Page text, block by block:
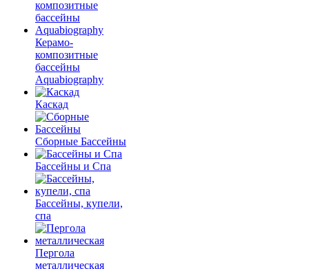
Керамо-
композитные
бассейны
Aquabiography
Каскад
Сборные Бассейны
Бассейны и Спа
Бассейны, купели,
спа
Пергола
металлическая